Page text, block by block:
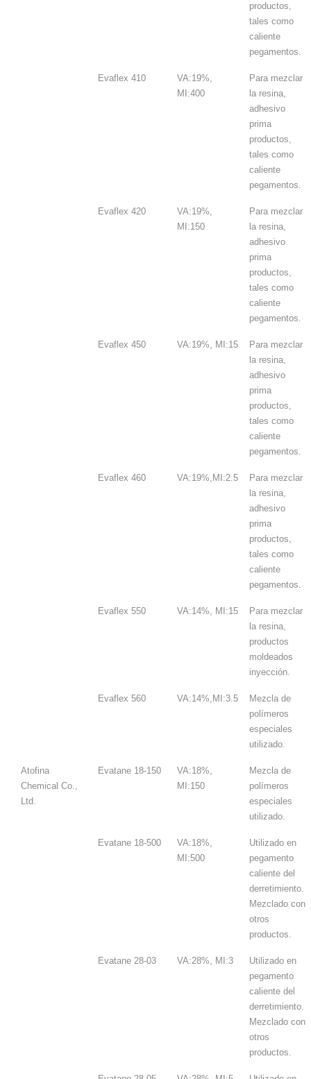
productos,
tales como
caliente
pegamentos.
Evaflex 410
VA:19%,
MI:400
Para mezclar
la resina,
adhesivo
prima
productos,
tales como
caliente
pegamentos.
Evaflex 420
VA:19%,
MI:150
Para mezclar
la resina,
adhesivo
prima
productos,
tales como
caliente
pegamentos.
Evaflex 450 VA:19%, MI:15
Para mezclar
la resina,
adhesivo
prima
productos,
tales como
caliente
pegamentos.
Evaflex 460 VA:19%,MI:2.5
Para mezclar
la resina,
adhesivo
prima
productos,
tales como
caliente
pegamentos.
Evaflex 550 VA:14%, MI:15
Para mezclar
la resina,
productos
moldeados
inyección.
Evaflex 560 VA:14%,MI:3.5
Mezcla de
polímeros
especiales
utilizado.
Atofina
Chemical Co.,
Ltd.
Evatane 18-150
VA:18%,
MI:150
Mezcla de
polímeros
especiales
utilizado.
Evatane 18-500
VA:18%,
MI:500
Utilizado en
pegamento
caliente del
derretimiento.
Mezclado con
otros
productos.
Evatane 28-03 VA:28%, MI:3
Utilizado en
pegamento
caliente del
derretimiento.
Mezclado con
otros
productos.